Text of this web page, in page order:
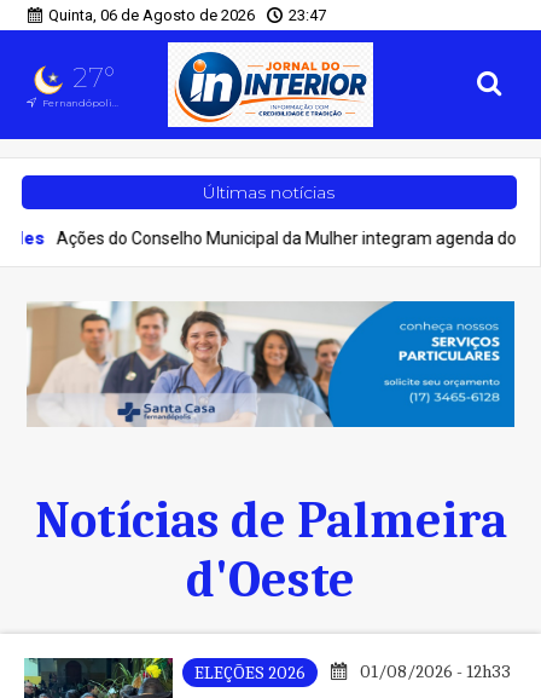
Quinta, 06 de Agosto de 2026 23:47
27°
Fernandópolis, SP
Últimas notícias
do Conselho Municipal da Mulher integram agenda do Agosto Lilás
Notícias de Palmeira
d'Oeste
ELEÇÕES 2026 01/08/2026 - 12h33